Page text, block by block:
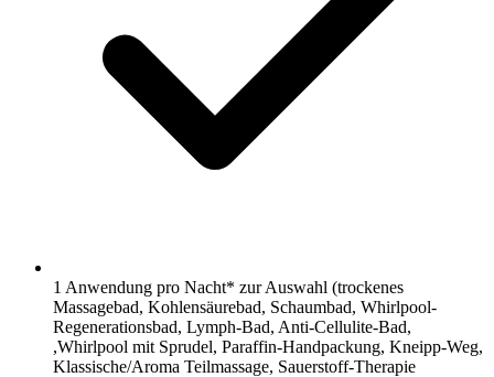
1 Anwendung pro Nacht* zur Auswahl (trockenes
Massagebad, Kohlensäurebad, Schaumbad, Whirlpool-
Regenerationsbad, Lymph-Bad, Anti-Cellulite-Bad,
,Whirlpool mit Sprudel, Paraffin-Handpackung, Kneipp-Weg,
Klassische/Aroma Teilmassage, Sauerstoff-Therapie